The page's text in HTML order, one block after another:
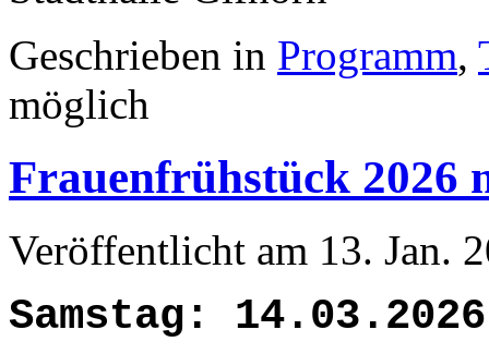
Geschrieben in Programm,
möglich
Frauenfrühstück 2026
Veröffentlicht am 13. Jan.
Samstag: